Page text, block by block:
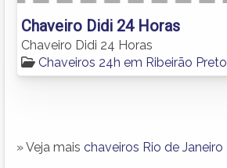
Chaveiro Didi 24 Horas
Chaveiro Didi 24 Horas
Chaveiros 24h em Ribeirão Preto
» Veja mais chaveiros Rio de Janeiro